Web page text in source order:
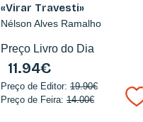
«Virar Travesti»
Nélson Alves Ramalho
Preço Livro do Dia
11.94€
Preço de Editor: 19.90€
Preço de Feira: 14.00€